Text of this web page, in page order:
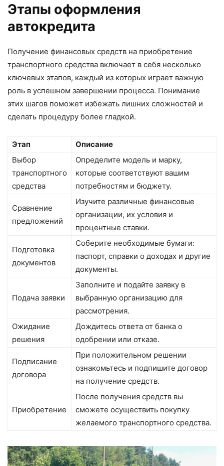
Этапы оформления
автокредита
Получение финансовых средств на приобретение
транспортного средства включает в себя несколько
ключевых этапов, каждый из которых играет важную
роль в успешном завершении процесса. Понимание
этих шагов поможет избежать лишних сложностей и
сделать процедуру более гладкой.
Этап
Описание
Выбор
транспортного
средства
Определите модель и марку,
которые соответствуют вашим
потребностям и бюджету.
Сравнение
предложений
Изучите различные финансовые
организации, их условия и
процентные ставки.
Подготовка
документов
Соберите необходимые бумаги:
паспорт, справки о доходах и другие
документы.
Подача заявки
Заполните и подайте заявку в
выбранную организацию для
рассмотрения.
Ожидание
решения
Дождитесь ответа от банка о
одобрении или отказе.
Подписание
договора
При положительном решении
ознакомьтесь и подпишите договор
на получение средств.
Приобретение
После получения средств вы
сможете осуществить покупку
желаемого транспортного средства.